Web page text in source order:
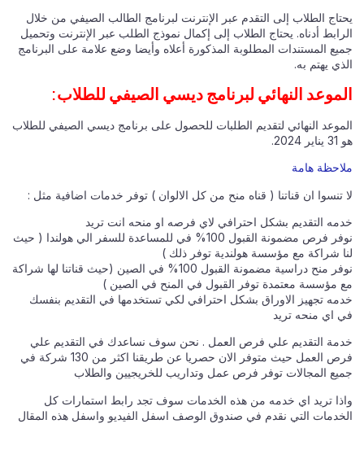
يحتاج الطلاب إلى التقدم عبر الإنترنت لبرنامج الطالب الصيفي من خلال
الرابط أدناه. يحتاج الطلاب إلى إكمال نموذج الطلب عبر الإنترنت وتحميل
جميع المستندات المطلوبة المذكورة أعلاه وأيضا وضع علامة على البرنامج
الذي يهتم به.
الموعد النهائي لبرنامج ديسي الصيفي للطلاب:
الموعد النهائي لتقديم الطلبات للحصول على برنامج ديسي الصيفي للطلاب
هو 31 يناير 2024.
ملاحظة هامة
لا تنسوا ان قناتنا ( قناه منح من كل الالوان ) توفر خدمات اضافية مثل :
خدمه التقديم بشكل احترافي لاي فرصه او منحه انت تريد
نوفر فرص مضمونة القبول 100% في للمساعدة للسفر الي هولندا ( حيث
لنا شراكة مع مؤسسة هولندية توفر ذلك )
نوفر منح دراسية مضمونة القبول 100% في الصين (حيث قناتنا لها شراكة
مع مؤسسة معتمدة توفر القبول في المنح في الصين )
خدمه تجهيز الاوراق بشكل احترافي لكي تستخدمها في التقديم بنفسك
في اي منحه تريد
خدمة التقديم علي فرص العمل . نحن سوف نساعدك في التقديم علي
فرص العمل حيث متوفر الان حصريا عن طريقنا اكثر من 130 شركة في
جميع المجالات توفر فرص عمل وتداريب للخريجيين والطلاب
واذا تريد اي خدمه من هذه الخدمات سوف تجد رابط استمارات كل
الخدمات التي نقدم في صندوق الوصف اسفل الفيديو واسفل هذه المقال